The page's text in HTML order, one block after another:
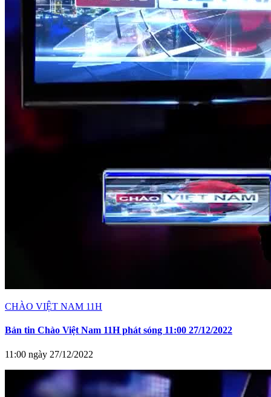
CHÀO VIỆT NAM 11H
Bản tin Chào Việt Nam 11H phát sóng 11:00 27/12/2022
11:00 ngày 27/12/2022